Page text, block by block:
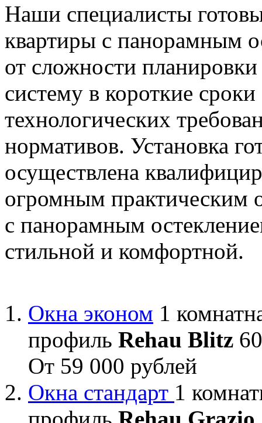
Наши специалисты
квартиры с панорамным
от сложности
систему в короткие
технологических
нормативов. Установка
осуществлена
огромным практическим
с панорамным
стильной и комфортной.
Окна эконом 1
профиль Rehau Blitz
От 59 000 рублей
Окна стандарт 1